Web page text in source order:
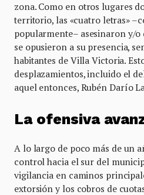
zona. Como en otros lugares
territorio, las «cuatro letras»
popularmente– asesinaron y/o
se opusieron a su presencia,
habitantes de Villa Victoria.
desplazamientos, incluido el
aquel entonces, Rubén Darío
La ofensiva
A lo largo de poco más de un
control hacia el sur del
vigilancia en caminos
extorsión y los cobros de